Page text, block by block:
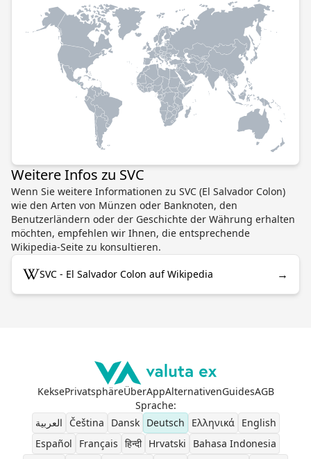
Weitere Infos zu SVC
Wenn Sie weitere Informationen zu SVC (El Salvador Colon)
wie den Arten von Münzen oder Banknoten, den
Benutzerländern oder der Geschichte der Währung erhalten
möchten, empfehlen wir Ihnen, die entsprechende
Wikipedia-Seite zu konsultieren.
SVC - El Salvador Colon auf Wikipedia →
KeksePrivatsphäreÜberAppAlternativenGuidesAGB
Sprache:
العربية
Čeština Dansk Deutsch Ελληνικά
English
Español
Français हिन्दी Hrvatski
Bahasa Indonesia